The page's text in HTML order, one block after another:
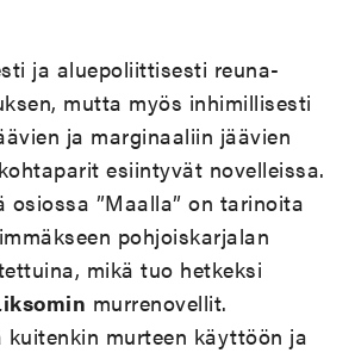
ja aluepoliittisesti reuna-
mutta myös inhimillisesti
ja marginaaliin jäävien
esiintyvät novelleissa.
osiossa ”Maalla” on tarinoita
pohjoiskarjalan
mikä tuo hetkeksi
murrenovellit.
kuitenkin murteen käyttöön ja